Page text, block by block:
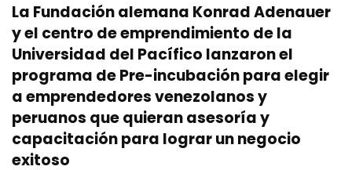
La Fundación alemana Konrad Adenauer
y el centro de emprendimiento de la
Universidad del Pacífico lanzaron el
programa de Pre-incubación para elegir
a emprendedores venezolanos y
peruanos que quieran asesoría y
capacitación para lograr un negocio
exitoso